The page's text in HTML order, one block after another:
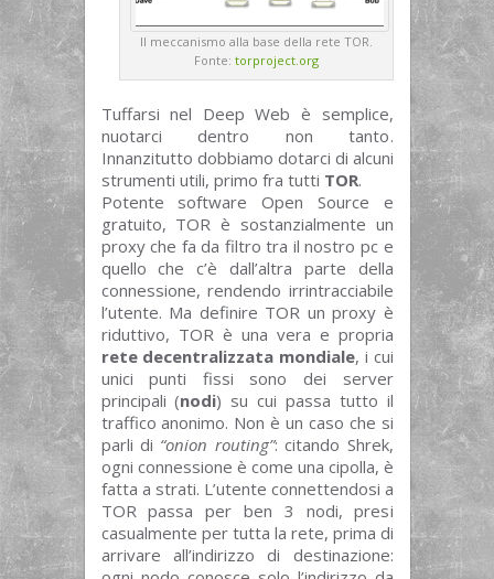
Il meccanismo alla base della rete TOR.
Fonte: torproject.org
Tuffarsi nel Deep Web è semplice,
nuotarci dentro non tanto.
Innanzitutto dobbiamo dotarci di alcuni
strumenti utili, primo fra tutti TOR.
Potente software Open Source e
gratuito, TOR è sostanzialmente un
proxy che fa da filtro tra il nostro pc e
quello che c’è dall’altra parte della
connessione, rendendo irrintracciabile
l’utente. Ma definire TOR un proxy è
riduttivo, TOR è una vera e propria
rete decentralizzata mondiale, i cui
unici punti fissi sono dei server
principali (nodi) su cui passa tutto il
traffico anonimo. Non è un caso che si
parli di “onion routing”: citando Shrek,
ogni connessione è come una cipolla, è
fatta a strati. L’utente connettendosi a
TOR passa per ben 3 nodi, presi
casualmente per tutta la rete, prima di
arrivare all’indirizzo di destinazione: